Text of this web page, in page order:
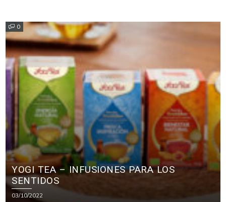
0
YOGI TEA – INFUSIONES PARA LOS
SENTIDOS
03/10/2022